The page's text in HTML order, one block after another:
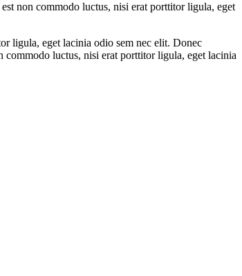
non commodo luctus, nisi erat porttitor ligula, eget
ligula, eget lacinia odio sem nec elit. Donec
luctus, nisi erat porttitor ligula, eget lacinia